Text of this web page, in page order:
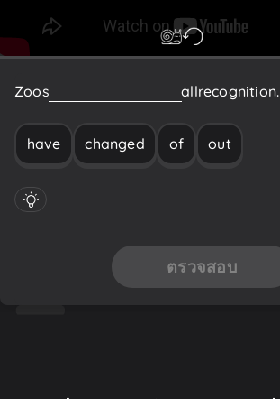
Zoos ofallrecognition.
have changed of out
ตรวจสอบ